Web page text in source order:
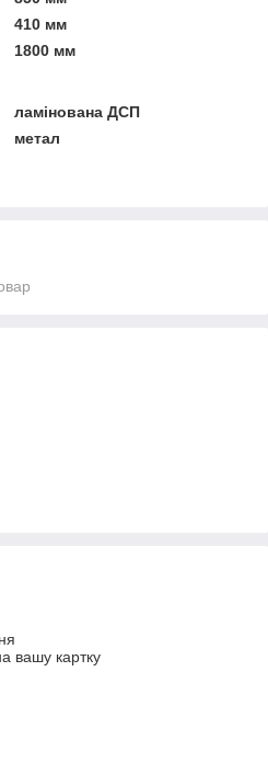
410 мм
1800 мм
ламінована ДСП
метал
вашу картку